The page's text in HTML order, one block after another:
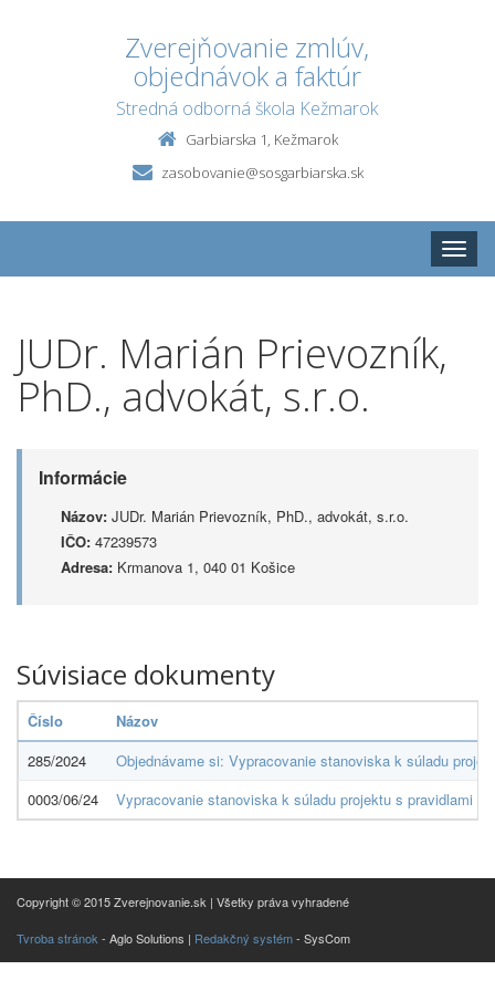
Zverejňovanie zmlúv,
objednávok a faktúr
Stredná odborná škola Kežmarok
Garbiarska 1, Kežmarok
zasobovanie@sosgarbiarska.sk
Toggle
JUDr. Marián Prievozník,
PhD., advokát, s.r.o.
Informácie
Názov: JUDr. Marián Prievozník, PhD., advokát, s.r.o.
IČO: 47239573
Adresa: Krmanova 1, 040 01 Košice
Súvisiace dokumenty
Číslo
Názov
285/2024
Objednávame si: Vypracovanie stanoviska k súladu
0003/06/24
Vypracovanie stanoviska k súladu projektu s pravidlami
Copyright © 2015 Zverejnovanie.sk | Všetky práva vyhradené
Tvroba stránok - Aglo Solutions | Redakčný systém- SysCom